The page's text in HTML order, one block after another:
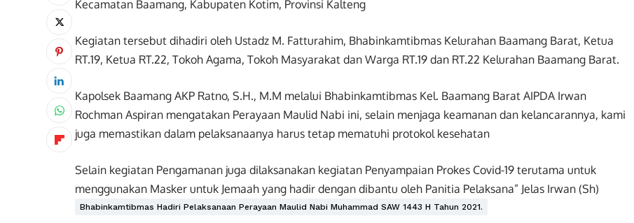
Kecamatan Baamang, Kabupaten Kotim, Provinsi Kalteng
Kegiatan tersebut dihadiri oleh Ustadz M. Fatturahim, Bhabinkamtibmas Kelurahan Baamang Barat, Ketua
RT.19, Ketua RT.22, Tokoh Agama, Tokoh Masyarakat dan Warga RT.19 dan RT.22 Kelurahan Baamang Barat.
Kapolsek Baamang AKP Ratno, S.H., M.M melalui Bhabinkamtibmas Kel. Baamang Barat AIPDA Irwan
Rochman Aspiran mengatakan Perayaan Maulid Nabi ini, selain menjaga keamanan dan kelancarannya, kami
juga memastikan dalam pelaksanaanya harus tetap mematuhi protokol kesehatan
Selain kegiatan Pengamanan juga dilaksanakan kegiatan Penyampaian Prokes Covid-19 terutama untuk
menggunakan Masker untuk Jemaah yang hadir dengan dibantu oleh Panitia Pelaksana” Jelas Irwan (Sh)
Bhabinkamtibmas Hadiri Pelaksanaan Perayaan Maulid Nabi Muhammad SAW 1443 H Tahun 2021.